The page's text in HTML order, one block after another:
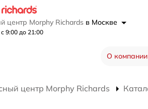
центр Morphy Richards в Москве
9:00 до 21:00
О компании
центр Morphy Richards